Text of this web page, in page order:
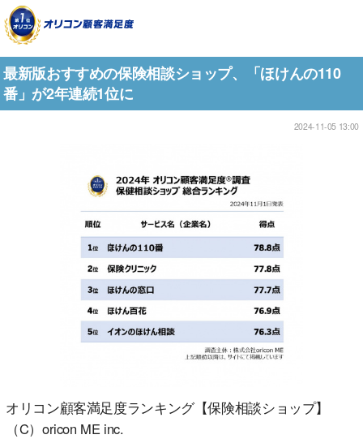
最新版おすすめの保険相談ショップ、「ほけんの110
番」が2年連続1位に
2024-11-05 13:00
オリコン顧客満足度ランキング【保険相談ショップ】
（C）oricon ME inc.